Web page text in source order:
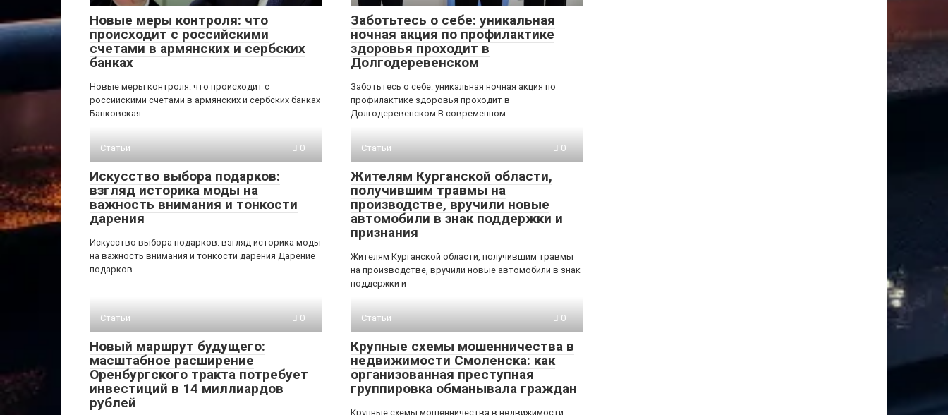
Новые меры контроля: что
происходит с российскими
счетами в армянских и сербских
банках
Новые меры контроля: что происходит с
российскими счетами в армянских и сербских банках
Банковская
Заботьтесь о себе: уникальная
ночная акция по профилактике
здоровья проходит в
Долгодеревенском
Заботьтесь о себе: уникальная ночная акция по
профилактике здоровья проходит в
Долгодеревенском В современном
Статьи 0
Искусство выбора подарков:
взгляд историка моды на
важность внимания и тонкости
дарения
Искусство выбора подарков: взгляд историка моды
на важность внимания и тонкости дарения Дарение
подарков
Статьи 0
Жителям Курганской области,
получившим травмы на
производстве, вручили новые
автомобили в знак поддержки и
признания
Жителям Курганской области, получившим травмы
на производстве, вручили новые автомобили в знак
поддержки и
Статьи 0
Новый маршрут будущего:
масштабное расширение
Оренбургского тракта потребует
инвестиций в 14 миллиардов
рублей
Статьи 0
Крупные схемы мошенничества в
недвижимости Смоленска: как
организованная преступная
группировка обманывала граждан
Крупные схемы мошенничества в недвижимости